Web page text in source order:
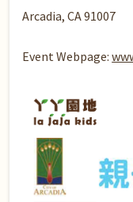
Arcadia, CA 91007
Event Webpage: